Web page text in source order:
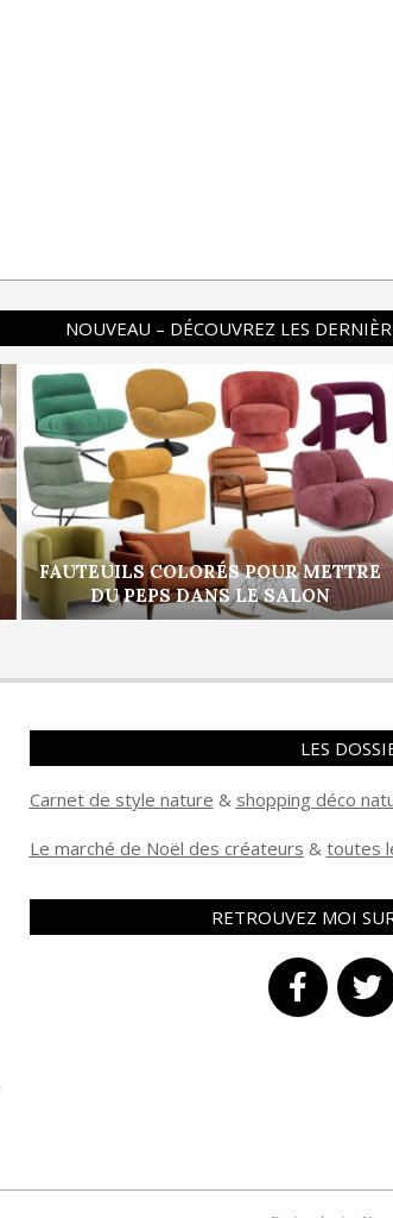
NOUVEAU – DÉCOUVREZ LES
FAUTEUILS COLORÉS POUR METTRE
DU PEPS DANS LE SALON
LES
Carnet de style nature & shopping déco
Le marché de Noël des créateurs & toutes
RETROUVEZ MOI